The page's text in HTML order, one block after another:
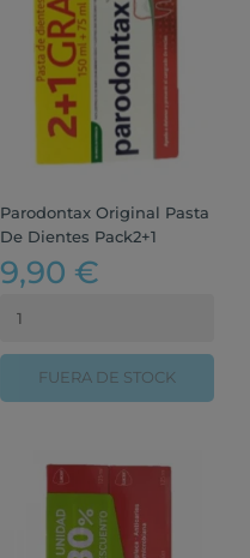
Parodontax Original Pasta
De Dientes Pack2+1
9,90 €
FUERA DE STOCK